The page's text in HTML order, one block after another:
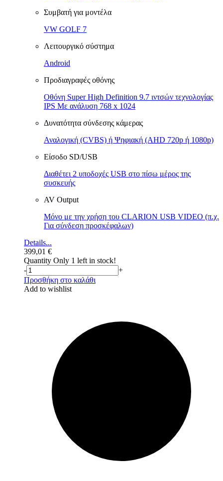
Συμβατή για μοντέλα
VW GOLF 7
Λειτουργικό σύστημα
Android
Προδιαγραφές οθόνης
Οθόνη Super High Definition 9.7 ιντσών τεχνολογίας
IPS Με ανάλυση 768 x 1024
Δυνατότητα σύνδεσης κάμερας
Αναλογική (CVBS) ή Ψηφιακή (AHD 720p ή 1080p)
Είσοδο SD/USB
Διαθέτει 2 υποδοχές USB στο πίσω μέρος της
συσκευής
AV Output
Μόνο με την χρήση του CLARION USB VIDEO (π.χ.
Για σύνδεση προσκέφαλων)
Details...
399,01 €
Quantity Only 1 left in stock!
-
+
Προσθήκη στο καλάθι
Add to wishlist